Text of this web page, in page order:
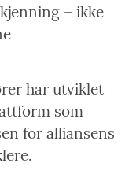
– ikke
har utviklet
som
for alliansens